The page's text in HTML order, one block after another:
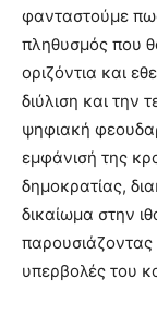
φανταστούμε
πληθυσμός που
οριζόντια και
διύλιση και την
ψηφιακή
εμφάνισή της
δημοκρατίας,
δικαίωμα στην
παρουσιάζοντας
υπερβολές του